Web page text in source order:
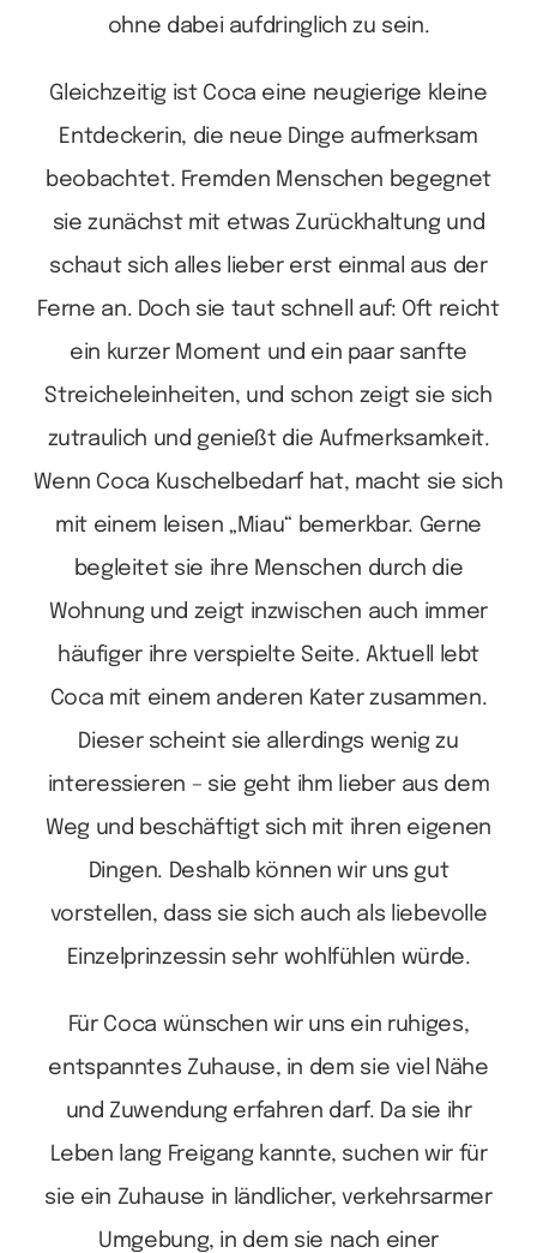
ohne dabei aufdringlich zu sein.
Gleichzeitig ist Coca eine neugierige kleine
Entdeckerin, die neue Dinge aufmerksam
beobachtet. Fremden Menschen begegnet
sie zunächst mit etwas Zurückhaltung und
schaut sich alles lieber erst einmal aus der
Ferne an. Doch sie taut schnell auf: Oft reicht
ein kurzer Moment und ein paar sanfte
Streicheleinheiten, und schon zeigt sie sich
zutraulich und genießt die Aufmerksamkeit.
Wenn Coca Kuschelbedarf hat, macht sie sich
mit einem leisen „Miau“ bemerkbar. Gerne
begleitet sie ihre Menschen durch die
Wohnung und zeigt inzwischen auch immer
häufiger ihre verspielte Seite.Aktuell lebt
Coca mit einem anderen Kater zusammen.
Dieser scheint sie allerdings wenig zu
interessieren – sie geht ihm lieber aus dem
Weg und beschäftigt sich mit ihren eigenen
Dingen. Deshalb können wir uns gut
vorstellen, dass sie sich auch als liebevolle
Einzelprinzessin sehr wohlfühlen würde.
Für Coca wünschen wir uns ein ruhiges,
entspanntes Zuhause, in dem sie viel Nähe
und Zuwendung erfahren darf. Da sie ihr
Leben lang Freigang kannte, suchen wir für
sie ein Zuhause in ländlicher, verkehrsarmer
Umgebung, in dem sie nach einer